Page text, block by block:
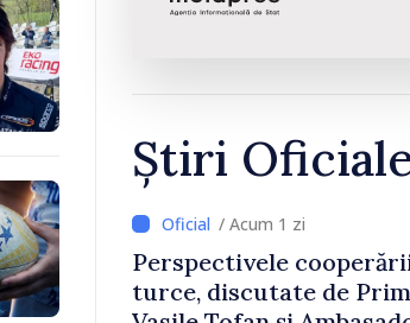
Știri
/ Acum 1 zi
Perspectivele
turce, discutate de